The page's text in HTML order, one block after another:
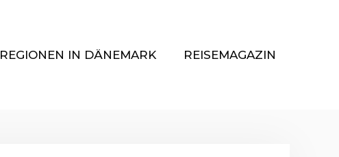
REGIONEN IN DÄNEMARK REISEMAGAZIN